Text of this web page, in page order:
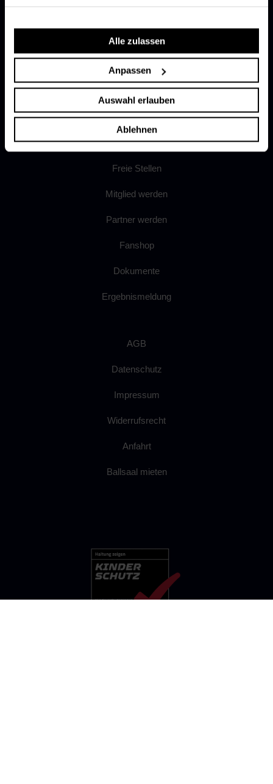
Alle zulassen
Anpassen
Auswahl erlauben
Ablehnen
Freie Stellen
Mitglied werden
Partner werden
Fanshop
Dokumente
Ergebnismeldung
AGB
Datenschutz
Impressum
Widerrufsrecht
Anfahrt
Ballsaal mieten